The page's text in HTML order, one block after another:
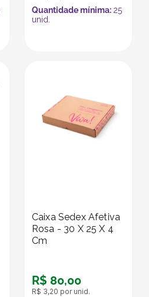
Quantidade mínima: 25
unid.
Caixa Sedex Afetiva
Rosa - 30 X 25 X 4
Cm
R$ 80,00
R$ 3,20 por unid.